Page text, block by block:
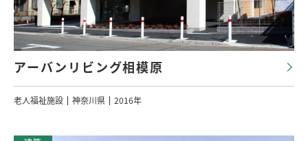
アーバンリビング相模原
老人福祉施設 神奈川県 2016年